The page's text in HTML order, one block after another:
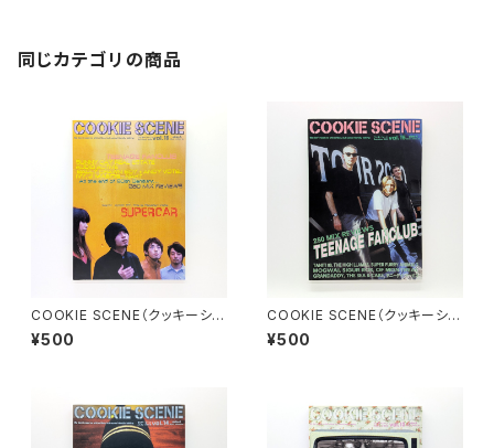
同じカテゴリの商品
COOKIE SCENE（クッキーシー
ン）Vol.16 2000年11月
¥500
COOKIE SCENE（クッキーシー
ン）Vol.15 2000年9月
¥500